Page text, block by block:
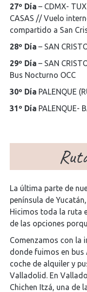
27º Día – CDMX-
CASAS // Vuelo
compartido a San
28º Día – SAN
29º Día – SAN
Bus Nocturno OCC
30º Día PALENQUE
31º Día PALENQUE-
La última parte de
península de
Hicimos toda la ruta
de las opciones
Comenzamos con la
donde fuimos en bus
coche de alquiler y
Valladolid. En
Chichen Itzá, una de